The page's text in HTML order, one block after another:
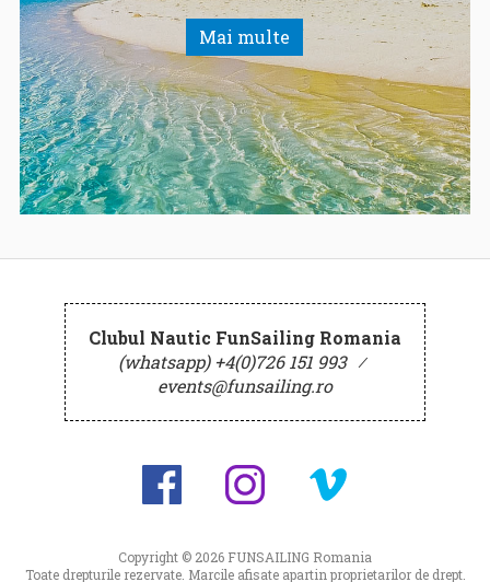
Mai multe
Clubul Nautic FunSailing Romania
(whatsapp) +4(0)726 151 993 ⁄
events@funsailing.ro
Copyright © 2026 FUNSAILING Romania
Toate drepturile rezervate. Marcile afisate apartin proprietarilor de drept.